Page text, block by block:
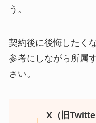
う。
契約後に後悔したく
参考にしながら所属
さい。
X（旧